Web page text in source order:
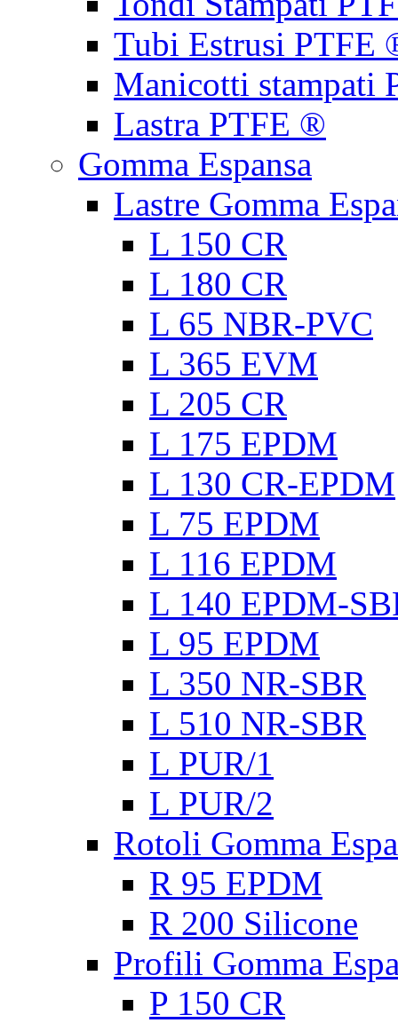
Tubi Estrusi PTFE
Manicotti stampati
Lastra PTFE ®
Gomma Espansa
Lastre Gomma
L 150 CR
L 180 CR
L 65 NBR-PVC
L 365 EVM
L 205 CR
L 175 EPDM
L 130 CR-EPDM
L 75 EPDM
L 116 EPDM
L 140 EPDM-
L 95 EPDM
L 350 NR-SBR
L 510 NR-SBR
L PUR/1
L PUR/2
Rotoli Gomma
R 95 EPDM
R 200 Silicone
Profili Gomma
P 150 CR